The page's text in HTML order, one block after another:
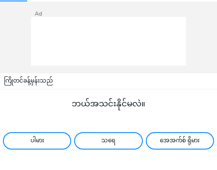
Ad
ကြိုတင်ခန့်မှန်းသည်
ဘယ်အသင်းနိုင်မလဲ။
ပါမား သရေ အေအက်စ် ရိုမား